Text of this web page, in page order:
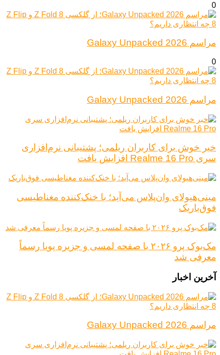
0
مراسم Galaxy Unpacked 2026
0
مراسم Galaxy Unpacked 2026
خبر خوش برای کاربران ریلمی؛ پشتیبانی نرم‌افزاری
سری Realme 16 Pro افزایش یافت
مینی‌هیولای وان‌پلاس می‌آید؛ با خنک‌کننده مغناطیسی
فوق‌باریک
مک‌بوک پرو ۲۰۲۶ با صفحه لمسی و جزیره پویا رسماً
معرفی شد
آخرین اخبار
مراسم Galaxy Unpacked 2026